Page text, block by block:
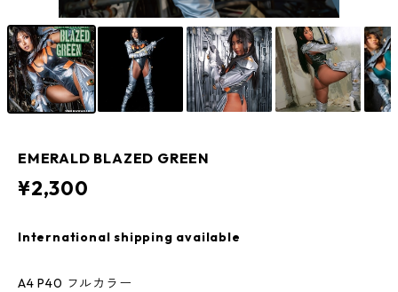
EMERALD BLAZED GREEN
¥2,300
International shipping available
A4 P40 フルカラー